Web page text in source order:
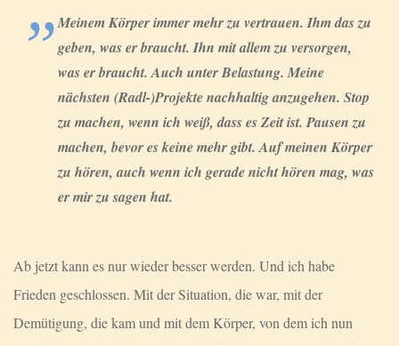
Meinem Körper immer mehr zu vertrauen. Ihm das zu
geben, was er braucht. Ihn mit allem zu versorgen,
was er braucht. Auch unter Belastung. Meine
nächsten (Radl-)Projekte nachhaltig anzugehen. Stop
zu machen, wenn ich weiß, dass es Zeit ist. Pausen zu
machen, bevor es keine mehr gibt. Auf meinen Körper
zu hören, auch wenn ich gerade nicht hören mag, was
er mir zu sagen hat.
Ab jetzt kann es nur wieder besser werden. Und ich habe
Frieden geschlossen. Mit der Situation, die war, mit der
Demütigung, die kam und mit dem Körper, von dem ich nun